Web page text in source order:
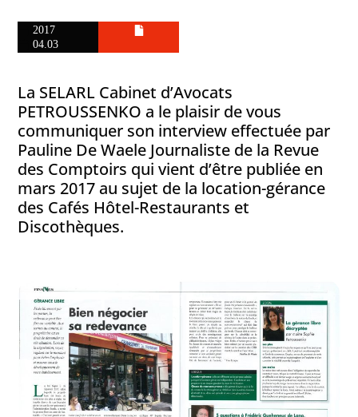
2017
04.03
La SELARL Cabinet d’Avocats
PETROUSSENKO a le plaisir de vous
communiquer son interview effectuée par
Pauline De Waele Journaliste de la Revue
des Comptoirs qui vient d’être publiée en
mars 2017 au sujet de la location-gérance
des Cafés Hôtel-Restaurants et
Discothèques.